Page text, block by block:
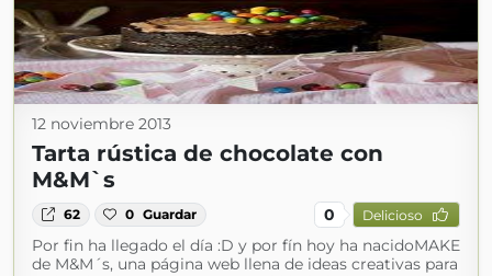
12 noviembre 2013
Tarta rústica de chocolate con
M&M`s
62 0 Guardar 0 Delicioso
Por fin ha llegado el día :D y por fín hoy ha nacidoMAKE
de M&M´s, una página web llena de ideas creativas para